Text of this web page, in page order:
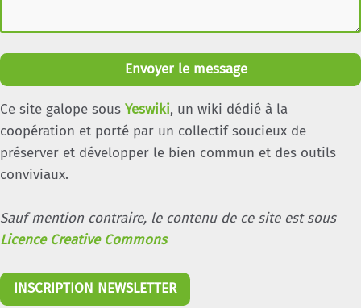
Envoyer le message
Ce site galope sous Yeswiki, un wiki dédié à la
coopération et porté par un collectif soucieux de
préserver et développer le bien commun et des outils
conviviaux.
Sauf mention contraire, le contenu de ce site est sous
Licence Creative Commons
INSCRIPTION NEWSLETTER